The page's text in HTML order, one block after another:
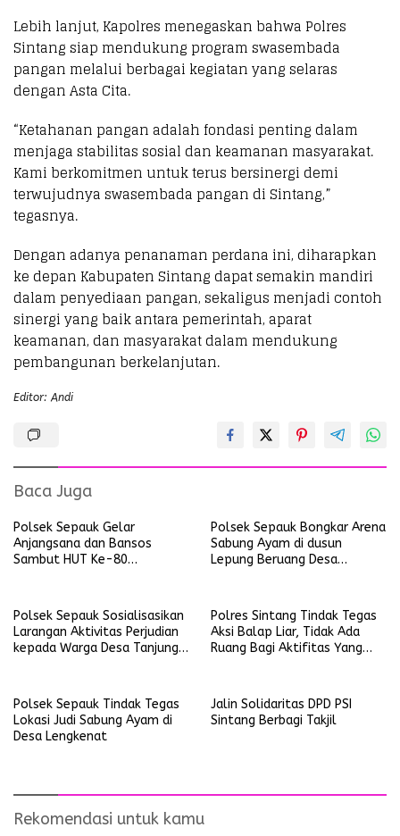
Lebih lanjut, Kapolres menegaskan bahwa Polres
Sintang siap mendukung program swasembada
pangan melalui berbagai kegiatan yang selaras
dengan Asta Cita.
“Ketahanan pangan adalah fondasi penting dalam
menjaga stabilitas sosial dan keamanan masyarakat.
Kami berkomitmen untuk terus bersinergi demi
terwujudnya swasembada pangan di Sintang,”
tegasnya.
Dengan adanya penanaman perdana ini, diharapkan
ke depan Kabupaten Sintang dapat semakin mandiri
dalam penyediaan pangan, sekaligus menjadi contoh
sinergi yang baik antara pemerintah, aparat
keamanan, dan masyarakat dalam mendukung
pembangunan berkelanjutan.
Editor: Andi
Baca Juga
Polsek Sepauk Gelar
Anjangsana dan Bansos
Sambut HUT Ke-80
Polsek Sepauk Bongkar Arena
Sabung Ayam di dusun
Lepung Beruang Desa
Polsek Sepauk Sosialisasikan
Larangan Aktivitas Perjudian
kepada Warga Desa Tanjung
Polres Sintang Tindak Tegas
Aksi Balap Liar, Tidak Ada
Ruang Bagi Aktifitas Yang
Polsek Sepauk Tindak Tegas
Lokasi Judi Sabung Ayam di
Desa Lengkenat
Jalin Solidaritas DPD PSI
Sintang Berbagi Takjil
Rekomendasi untuk kamu